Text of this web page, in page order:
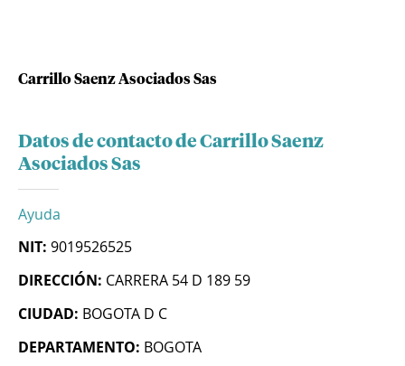
Carrillo Saenz Asociados Sas
Datos de contacto de Carrillo Saenz
Asociados Sas
Ayuda
NIT: 9019526525
DIRECCIÓN: CARRERA 54 D 189 59
CIUDAD: BOGOTA D C
DEPARTAMENTO: BOGOTA